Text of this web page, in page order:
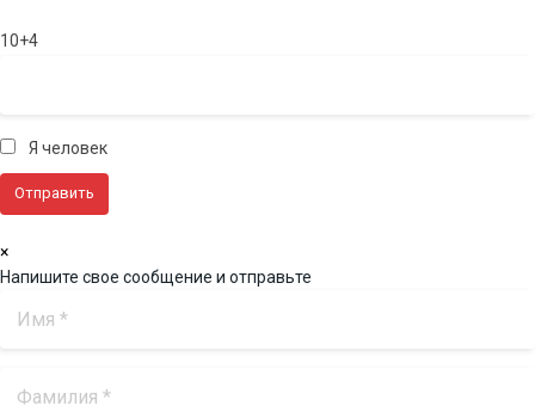
10+4
Я человек
×
Напишите свое сообщение и отправьте